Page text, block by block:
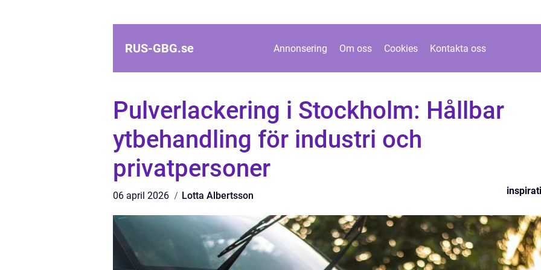
RUS-GBG.se Annonsering Om oss Cookies Kontakta oss
Pulverlackering i Stockholm: Hållbar
ytbehandling för industri och
privatpersoner
06 april 2026 Lotta Albertsson